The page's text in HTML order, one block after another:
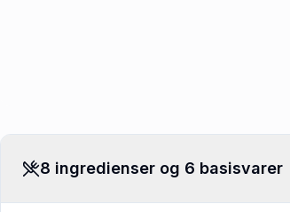
8 ingredienser og 6 basisvarer